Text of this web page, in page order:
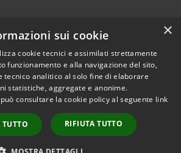
accessibilità
Copyright © 2026 • Comune di
Alleghe • Powered by
Municipium•
Accesso
redazione
×
sui cookie
cookie tecnici e assimilati strettamente
funzionamento e alla navigazione del sito,
tecnico analitico al solo fine di elaborare
statistiche, aggregate e anonime.
consultare la cookie policy al seguente link
TUTTO RIFIUTA TUTTO